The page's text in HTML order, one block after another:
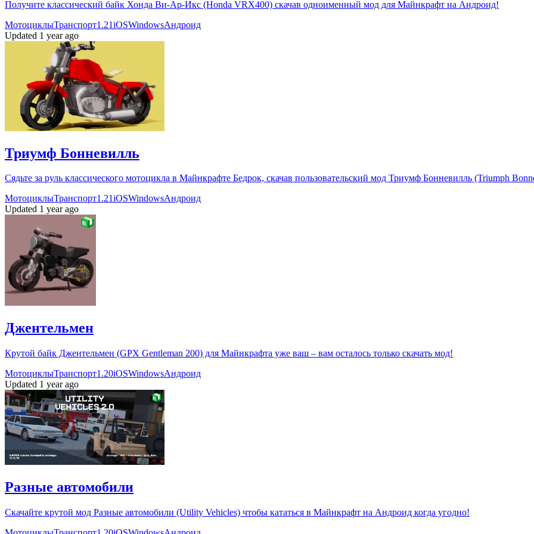
Получите классический байк Хонда Ви-Ар-Икс (Honda VRX400) скачав одноименный мод для Майнкрафт на Андроид!
МотоциклыТранспорт1.21iOSWindowsАндроид
Updated 1 year ago
Триумф Бонневилль
Сядьте за руль классического мотоцикла в Майнкрафте Бедрок, скачав пользовательский мод Триумф Бонневилль (Triumph
МотоциклыТранспорт1.21iOSWindowsАндроид
Updated 1 year ago
Джентельмен
Крутой байк Джентельмен (GPX Gentleman 200) для Майнкрафта уже ваш – вам осталось только скачать мод!
МотоциклыТранспорт1.20iOSWindowsАндроид
Updated 1 year ago
Разные автомобили
Скачайте крутой мод Разные автомобили (Utility Vehicles) чтобы кататься в Майнкрафт на Андроид когда угодно!